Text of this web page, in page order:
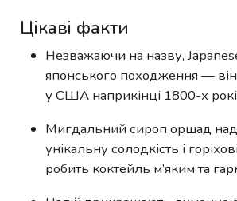
Цікаві факти
Незважаючи на назву,
японського походження —
у США наприкінці 1800-х
Мигдальний сироп оршад
унікальну солодкість і
робить коктейль м’яким та